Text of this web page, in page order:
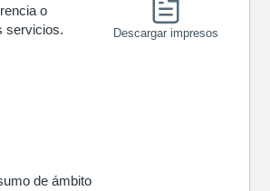
o
servicios.
de ámbito
Descargar impresos